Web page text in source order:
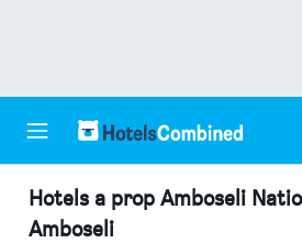
Hotels a prop Amboseli
Amboseli